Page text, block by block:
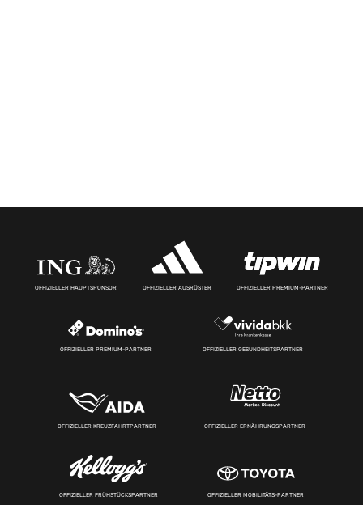
OFFIZIELLER HAUPTSPONSOR OFFIZIELLER AUSRÜSTER OFFIZIELLER PREMIUM-PARTNER
OFFIZIELLER PREMIUM-PARTNER OFFIZIELLER GESUNDHEITSPARTNER
OFFIZIELLER KREUZFAHRTPARTNER OFFIZIELLER ERNÄHRUNGSPARTNER
OFFIZIELLER FRÜHSTÜCKSPARTNER OFFIZIELLER MOBILITÄTS-PARTNER